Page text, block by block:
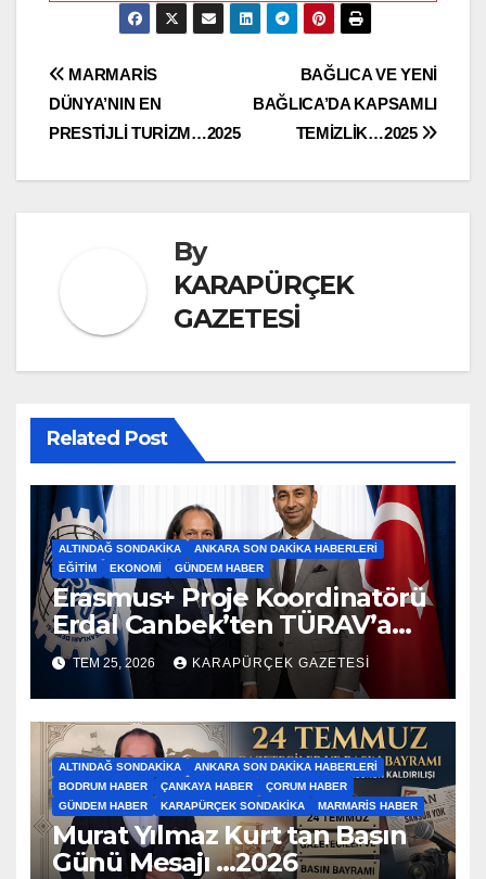
Yazı
gezinmesi
BAĞLICA VE YENİ
BAĞLICA’DA KAPSAMLI
TEMİZLİK…2025
MARMARİS
DÜNYA’NIN EN
PRESTİJLİ TURİZM…2025
By
KARAPÜRÇEK
GAZETESİ
Related Post
ALTINDAĞ SONDAKIKA
ANKARA SON DAKIKA HABERLERI
EĞITIM
EKONOMI GÜNDEM HABER
Erasmus+ Proje Koordinatörü
Erdal Canbek’ten TÜRAV’a
Ziyaret…2026
TEM 25, 2026 KARAPÜRÇEK GAZETESİ
ALTINDAĞ SONDAKIKA
ANKARA SON DAKIKA HABERLERI
BODRUM HABER
ÇANKAYA HABER
ÇORUM HABER
GÜNDEM HABER
KARAPÜRÇEK SONDAKIKA MARMARIS HABER
Murat Yılmaz Kurt tan Basın
Günü Mesajı …2026